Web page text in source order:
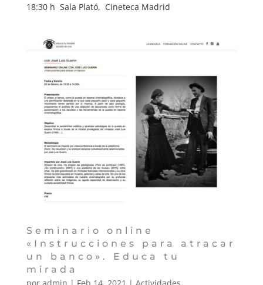
18:30 h Sala Plató, Cineteca Madrid
Seminario online
«Instrucciones para atracar
un banco». Educa tu
mirada